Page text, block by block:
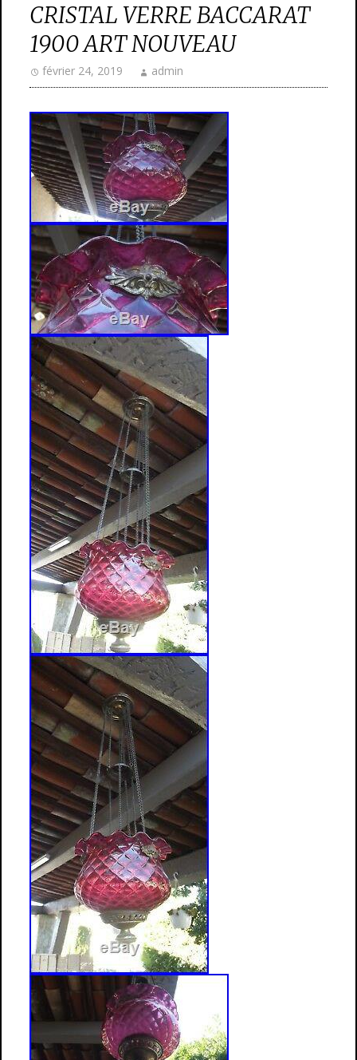
CRISTAL VERRE BACCARAT
1900 ART NOUVEAU
février 24, 2019 admin